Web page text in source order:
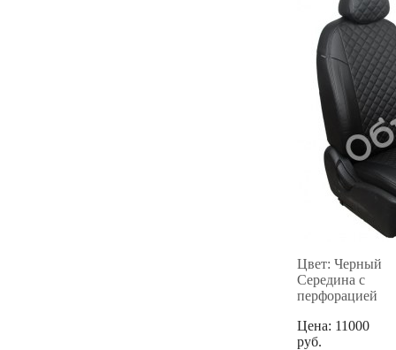
Цвет: Черный
Середина с
перфорацией
Цена: 11000
руб.